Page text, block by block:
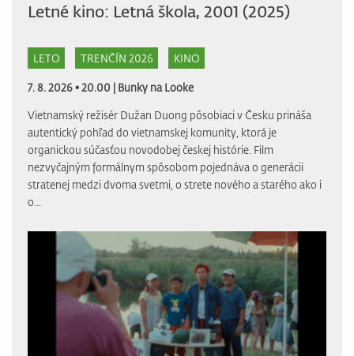
Letné kino: Letná škola, 2001 (2025)
LETO TRENČÍN 2026 KINO
7. 8. 2026 • 20.00 | Bunky na Looke
Vietnamský režisér Dužan Duong pôsobiaci v Česku prináša
autentický pohľad do vietnamskej komunity, ktorá je
organickou súčasťou novodobej českej histórie. Film
nezvyčajným formálnym spôsobom pojednáva o generácii
stratenej medzi dvoma svetmi, o strete nového a starého ako i
o...